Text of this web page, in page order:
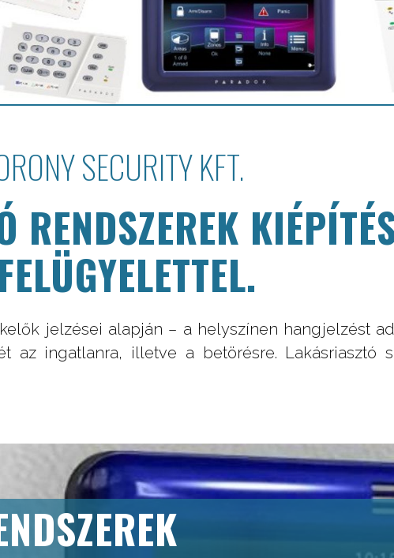
SECURITY KFT.
RENDSZEREK
jelzései alapján – a helyszínen hangjelzést
ingatlanra, illetve a betörésre. Lakásriasztó